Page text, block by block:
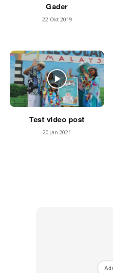
Gader
22 Okt 2019
Test video post
20 Jan 2021